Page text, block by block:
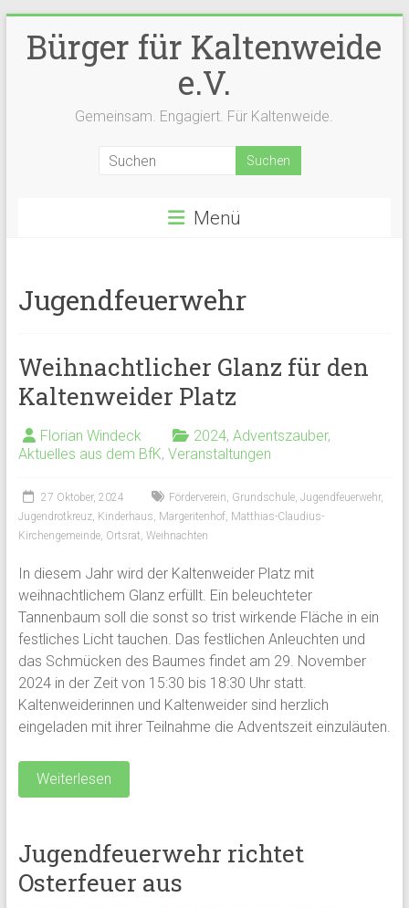
Inhalt
springen
Bürger für Kaltenweide
e.V.
Gemeinsam. Engagiert. Für Kaltenweide.
Menü
Jugendfeuerwehr
Weihnachtlicher Glanz für den
Kaltenweider Platz
Florian Windeck 2024, Adventszauber,
Aktuelles aus dem BfK, Veranstaltungen
27 Oktober, 2024 Förderverein, Grundschule, Jugendfeuerwehr,
Jugendrotkreuz, Kinderhaus, Margeritenhof, Matthias-Claudius-
Kirchengemeinde, Ortsrat, Weihnachten
In diesem Jahr wird der Kaltenweider Platz mit
weihnachtlichem Glanz erfüllt. Ein beleuchteter
Tannenbaum soll die sonst so trist wirkende Fläche in ein
festliches Licht tauchen. Das festlichen Anleuchten und
das Schmücken des Baumes findet am 29. November
2024 in der Zeit von 15:30 bis 18:30 Uhr statt.
Kaltenweiderinnen und Kaltenweider sind herzlich
eingeladen mit ihrer Teilnahme die Adventszeit einzuläuten.
Weiterlesen
Jugendfeuerwehr richtet
Osterfeuer aus